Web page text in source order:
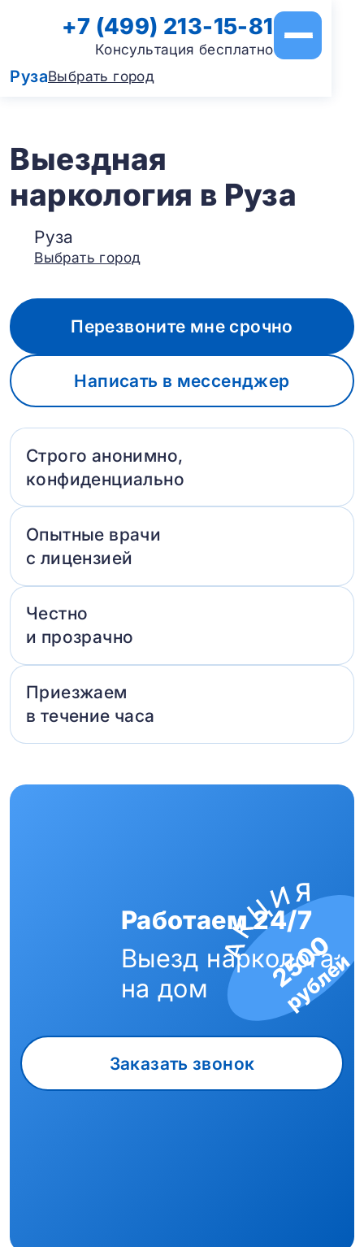
РузаВыбрать город
+7 (499) 213-15-81
Консультация бесплатно
Выездная
наркология в Руза
Руза
Выбрать город
Перезвоните мне срочно
Написать в мессенджер
Строго анонимно,
конфиденциально
Опытные врачи
с лицензией
Честно
и прозрачно
Приезжаем
в течение часа
2500
рублей
Работаем 24/7
Выезд нарколога
на дом
Заказать звонок